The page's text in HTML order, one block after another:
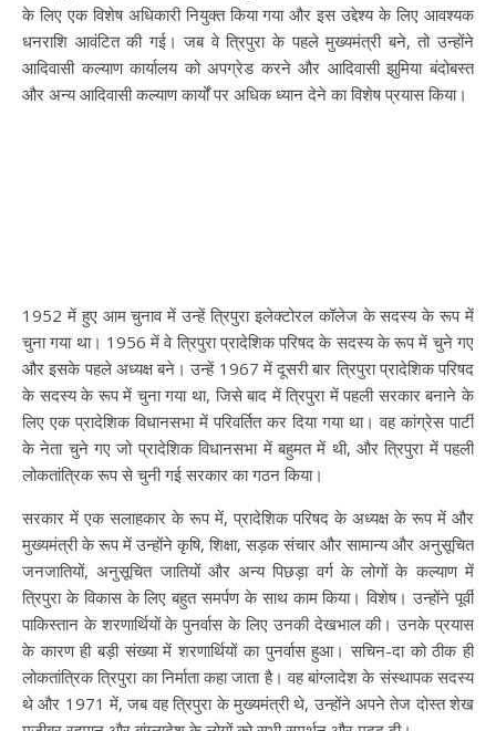
के लिए एक विशेष अधिकारी नियुक्त किया गया और इस उद्देश्य के लिए आवश्यक
धनराशि आवंटित की गई। जब वे त्रिपुरा के पहले मुख्यमंत्री बने, तो उन्होंने
आदिवासी कल्याण कार्यालय को अपग्रेड करने और आदिवासी झुमिया बंदोबस्त
और अन्य आदिवासी कल्याण कार्यों पर अधिक ध्यान देने का विशेष प्रयास किया।
1952 में हुए आम चुनाव में उन्हें त्रिपुरा इलेक्टोरल कॉलेज के सदस्य के रूप में
चुना गया था। 1956 में वे त्रिपुरा प्रादेशिक परिषद के सदस्य के रूप में चुने गए
और इसके पहले अध्यक्ष बने। उन्हें 1967 में दूसरी बार त्रिपुरा प्रादेशिक परिषद
के सदस्य के रूप में चुना गया था, जिसे बाद में त्रिपुरा में पहली सरकार बनाने के
लिए एक प्रादेशिक विधानसभा में परिवर्तित कर दिया गया था। वह कांग्रेस पार्टी
के नेता चुने गए जो प्रादेशिक विधानसभा में बहुमत में थी, और त्रिपुरा में पहली
लोकतांत्रिक रूप से चुनी गई सरकार का गठन किया।
सरकार में एक सलाहकार के रूप में, प्रादेशिक परिषद के अध्यक्ष के रूप में और
मुख्यमंत्री के रूप में उन्होंने कृषि, शिक्षा, सड़क संचार और सामान्य और अनुसूचित
जनजातियों, अनुसूचित जातियों और अन्य पिछड़ा वर्ग के लोगों के कल्याण में
त्रिपुरा के विकास के लिए बहुत समर्पण के साथ काम किया। विशेष। उन्होंने पूर्वी
पाकिस्तान के शरणार्थियों के पुनर्वास के लिए उनकी देखभाल की। उनके प्रयास
के कारण ही बड़ी संख्या में शरणार्थियों का पुनर्वास हुआ। सचिन-दा को ठीक ही
लोकतांत्रिक त्रिपुरा का निर्माता कहा जाता है। वह बांग्लादेश के संस्थापक सदस्य
थे और 1971 में, जब वह त्रिपुरा के मुख्यमंत्री थे, उन्होंने अपने तेज दोस्त शेख